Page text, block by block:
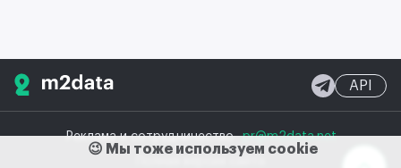
Реклама и сотрудничествоpr@m2data.net
API
😉 Мы тоже используем cookie